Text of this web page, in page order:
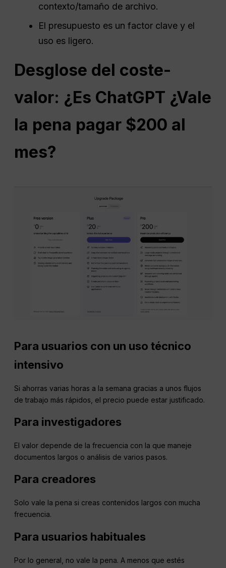
contexto/tamaño de archivo.
El presupuesto es un factor clave y el
uso es ligero.
Desglose del coste-
valor: ¿Es ChatGPT ¿Vale
la pena pagar $200 al
mes?
Para usuarios con un uso técnico
intensivo
Si ahorras varias horas a la semana gracias a unos flujos
de trabajo más rápidos, el precio puede estar justificado.
Para investigadores
El valor depende de la frecuencia con la que maneje
documentos largos o análisis de varios pasos.
Para creadores
Solo vale la pena si creas contenidos largos con mucha
frecuencia.
Para usuarios habituales
Por lo general, no vale la pena. A menos que estés